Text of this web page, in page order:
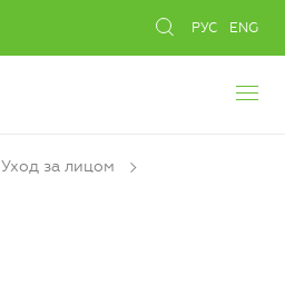
РУС ENG
Уход за лицом